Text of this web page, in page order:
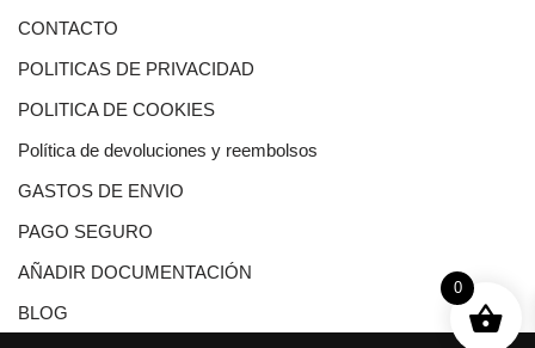
CONTACTO
POLITICAS DE PRIVACIDAD
POLITICA DE COOKIES
Política de devoluciones y reembolsos
GASTOS DE ENVIO
PAGO SEGURO
AÑADIR DOCUMENTACIÓN
BLOG
0